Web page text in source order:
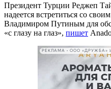
Президент Турции Реджеп
надеется встретиться со
Владимиром Путиным для
«с глазу на глаз», пишет
РЕКЛАМА • ООО «ДРУЖБА»